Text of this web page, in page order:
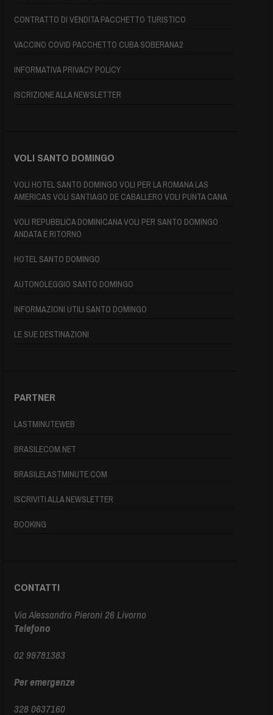
CONTRATTO DI VENDITA PACCHETTO TURISTICO
VACCINO COVID PACCHETTO CUBA SOBERANA2
INFORMATIVA PRIVACY POLICY
ISCRIZIONE ALLA NEWSLETTER
VOLI SANTO DOMINGO
VOLI HOTEL SANTO DOMINGO VOLI PER LA ROMANA LAS
AMERICAS VOLI SANTIAGO DE CABALLERO VOLI PUNTA CANA
VOLI REPUBBLICA DOMINICANA VOLI PER SANTO DOMINGO
ANDATA E RITORNO
HOTEL SANTO DOMINGO
AUTONOLEGGIO SANTO DOMINGO
INFORMAZIONI UTILI SANTO DOMINGO
LE SUE DESTINAZIONI
PARTNER
LASTMINUTEWEB
BRASILECOM.NET
BRASILELASTMINUTE.COM
ISCRIVITI ALLA NEWSLETTER
BOOKING
CONTATTI
Via Alessandro Pieroni 26 Livorno
Telefono
02 99781383
Per emergenze
328 0637160